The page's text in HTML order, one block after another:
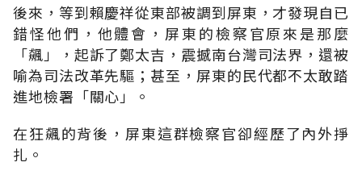
後來，等到賴慶祥從東部被調到屏東，才發現自已
錯怪他們，他體會，屏東的檢察官原來是那麼
「飆」，起訴了鄭太吉，震撼南台灣司法界，還被
喻為司法改革先驅；甚至，屏東的民代都不太敢踏
進地檢署「關心」。
在狂飆的背後，屏東這群檢察官卻經歷了內外掙
扎。